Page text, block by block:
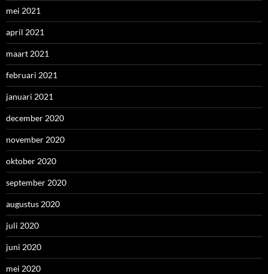
mei 2021
april 2021
maart 2021
februari 2021
januari 2021
december 2020
november 2020
oktober 2020
september 2020
augustus 2020
juli 2020
juni 2020
mei 2020